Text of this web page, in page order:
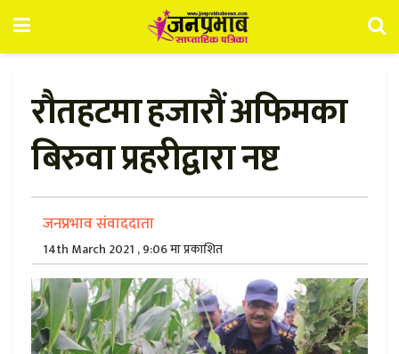
रौतहटमा हजारौं अफिमका
बिरुवा प्रहरीद्वारा नष्ट
जनप्रभाव संवाददाता
14th March 2021 , 9:06 मा प्रकाशित